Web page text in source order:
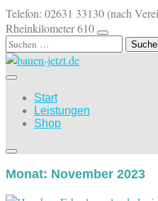
Skip
to
content
Telefon: 02631 33130 (nach
Rheinkilometer 610
Suchen
nach:
Start
Leistungen
Shop
Monat: November 2023